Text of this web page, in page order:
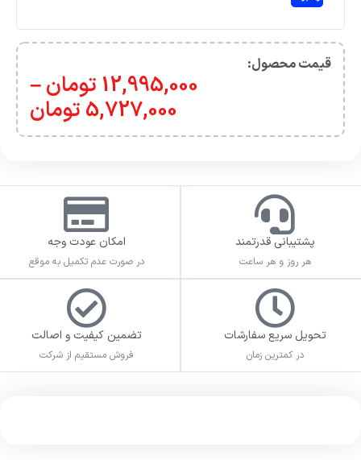
قیمت محصول:​
12,995,000 تومان–
5,727,000 تومان
پشتیبانی قدرتمند
هر روز و هر ساعت
امکان عودت وجه
در صورت عدم تکمیل به موقع
تحویل سریع سفارشات
در کمترین زمان
تضمین کیفیت و اصالت
فروش مستقیم از شرکت